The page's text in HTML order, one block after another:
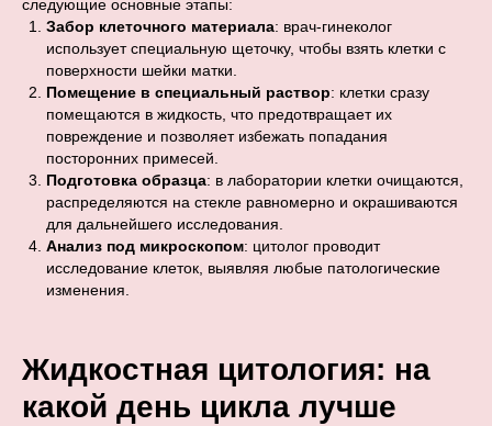
следующие основные этапы:
Забор клеточного материала: врач-гинеколог
использует специальную щеточку, чтобы взять клетки с
поверхности шейки матки.
Помещение в специальный раствор: клетки сразу
помещаются в жидкость, что предотвращает их
повреждение и позволяет избежать попадания
посторонних примесей.
Подготовка образца: в лаборатории клетки очищаются,
распределяются на стекле равномерно и окрашиваются
для дальнейшего исследования.
Анализ под микроскопом: цитолог проводит
исследование клеток, выявляя любые патологические
изменения.
Жидкостная цитология: на
какой день цикла лучше